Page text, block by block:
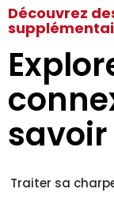
Découvrez
Traiter sa